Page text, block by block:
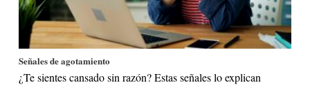
Señales de agotamiento
¿Te sientes cansado sin razón? Estas señales lo explican